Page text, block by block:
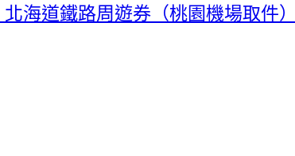
北海道鐵路周遊券（桃園機場取件